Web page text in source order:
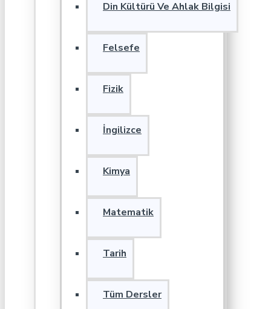
Din Kültürü Ve Ahlak Bilgisi
Felsefe
Fizik
İngilizce
Kimya
Matematik
Tarih
Tüm Dersler